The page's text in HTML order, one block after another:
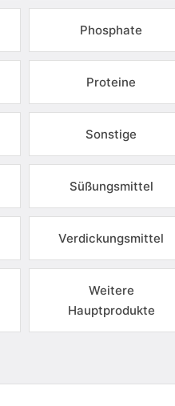
Phosphate
Proteine
Sonstige
Süßungsmittel
Verdickungsmittel
Weitere
Hauptprodukte